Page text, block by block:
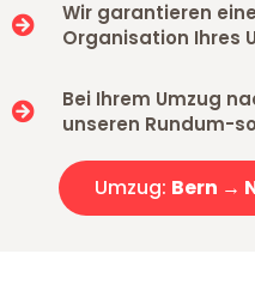
Wir garantieren
Organisation Ihres
Bei Ihrem Umzug
unseren Rundum-
Umzug: Bern →